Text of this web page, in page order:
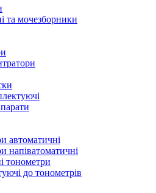
та мочезборники
автоматичні
напіватоматичні
тонометри
до тонометрів